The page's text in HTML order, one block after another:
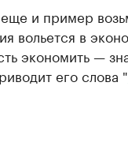
и пример
вольется в
экономить —
его слова "